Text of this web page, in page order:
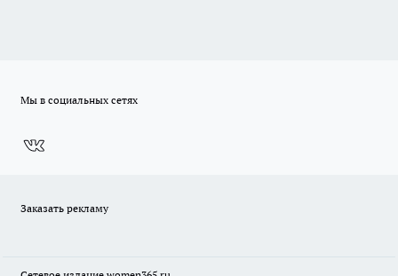
Мы в социальных сетях
Заказать рекламу